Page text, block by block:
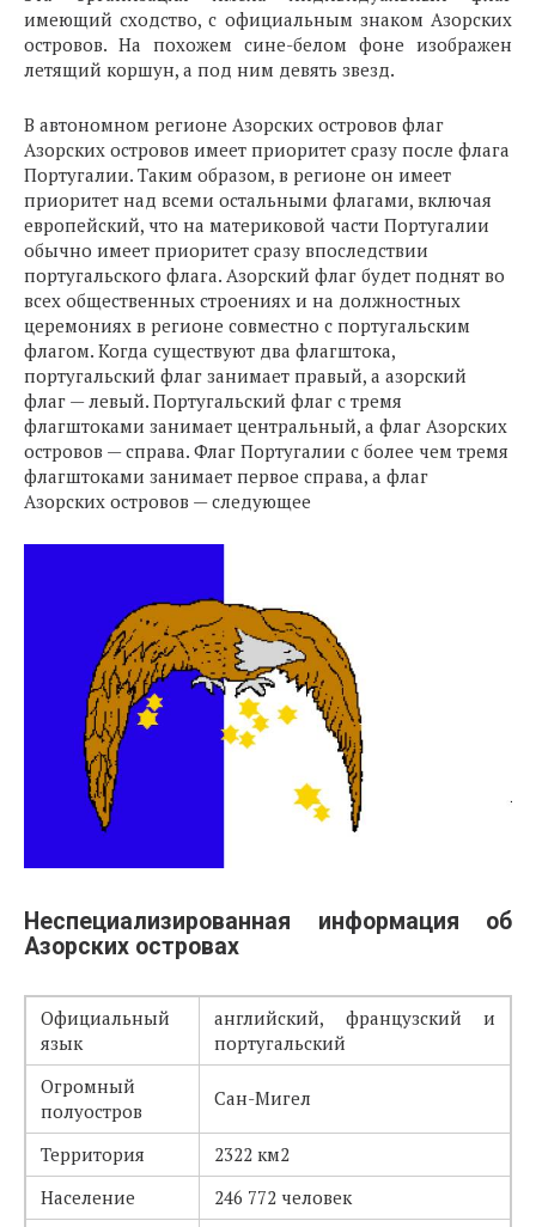
имеющий сходство, с официальным знаком Азорских
островов. На похожем сине-белом фоне изображен
летящий коршун, а под ним девять звезд.
В автономном регионе Азорских островов флаг
Азорских островов имеет приоритет сразу после флага
Португалии. Таким образом, в регионе он имеет
приоритет над всеми остальными флагами, включая
европейский, что на материковой части Португалии
обычно имеет приоритет сразу впоследствии
португальского флага. Азорский флаг будет поднят во
всех общественных строениях и на должностных
церемониях в регионе совместно с португальским
флагом. Когда существуют два флагштока,
португальский флаг занимает правый, а азорский
флаг — левый. Португальский флаг с тремя
флагштоками занимает центральный, а флаг Азорских
островов — справа. Флаг Португалии с более чем тремя
флагштоками занимает первое справа, а флаг
Азорских островов — следующее
Неспециализированная информация об
Азорских островах
Официальный
язык
английский, французский и
португальский
Огромный
полуостров
Сан-Мигел
Территория
2322 км2
Население
246 772 человек